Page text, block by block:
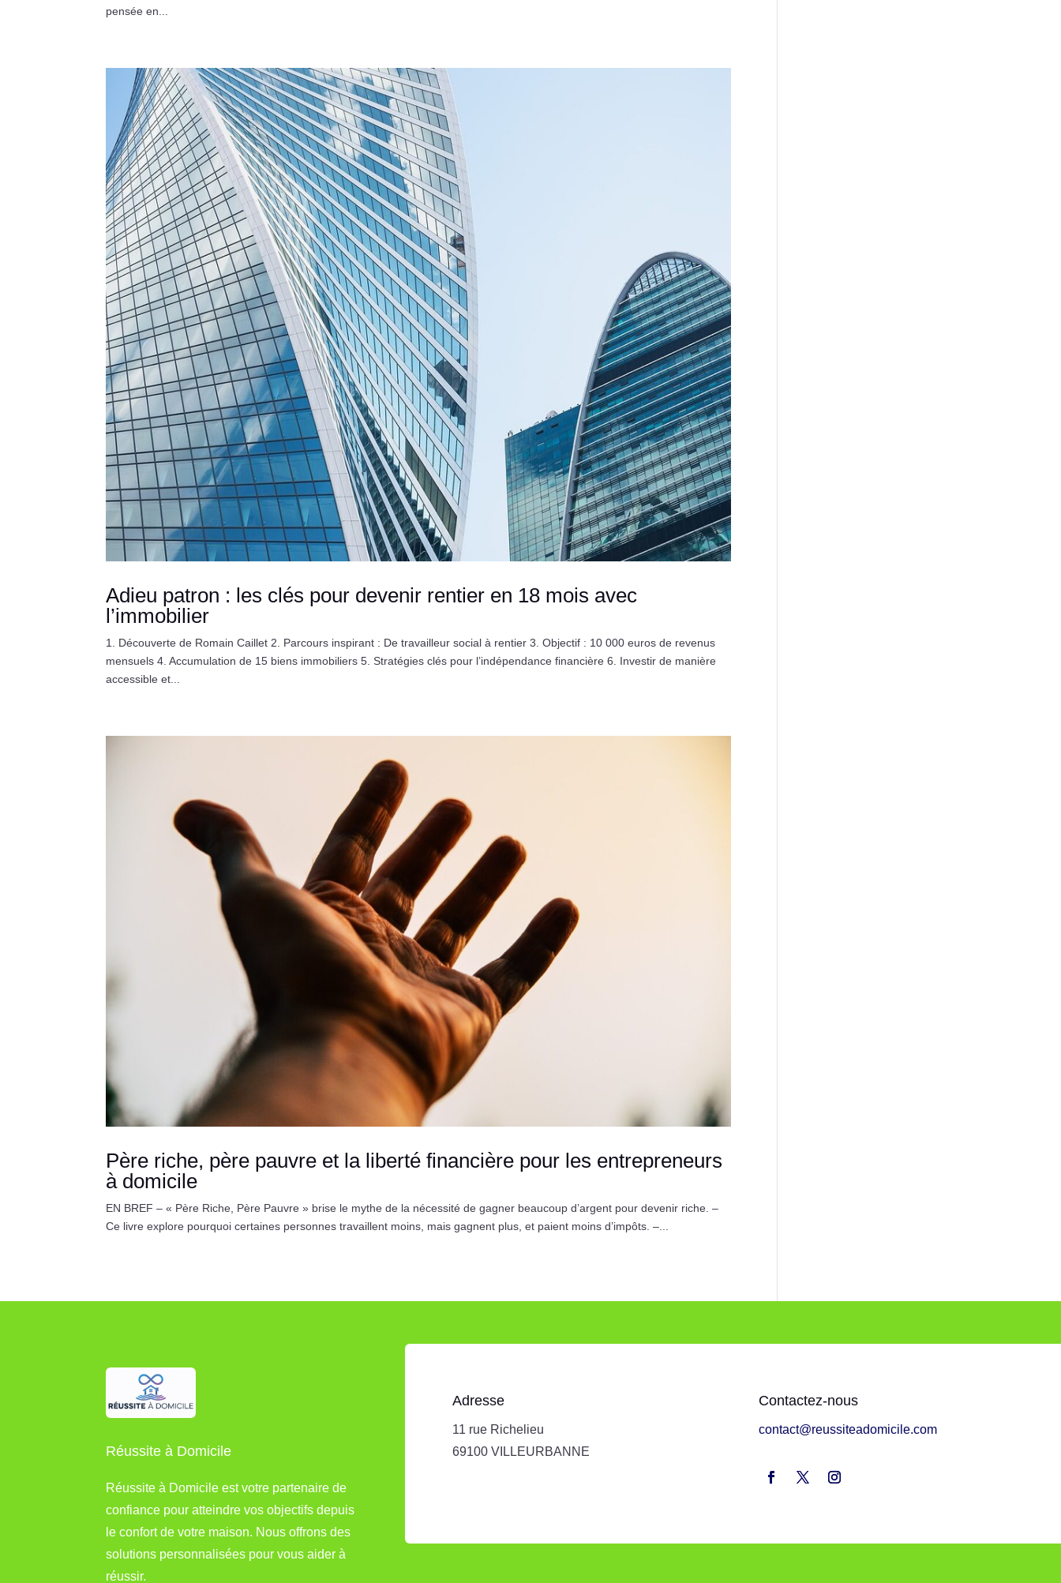
pensée en...
Adieu patron : les clés pour devenir rentier en 18 mois avec
l’immobilier
1. Découverte de Romain Caillet 2. Parcours inspirant : De travailleur social à rentier 3. Objectif : 10 000 euros de revenus
mensuels 4. Accumulation de 15 biens immobiliers 5. Stratégies clés pour l’indépendance financière 6. Investir de manière
accessible et...
Père riche, père pauvre et la liberté financière pour les entrepreneurs
à domicile
EN BREF – « Père Riche, Père Pauvre » brise le mythe de la nécessité de gagner beaucoup d’argent pour devenir riche. –
Ce livre explore pourquoi certaines personnes travaillent moins, mais gagnent plus, et paient moins d’impôts. –...
Réussite à Domicile
Réussite à Domicile est votre partenaire de
confiance pour atteindre vos objectifs depuis
le confort de votre maison. Nous offrons des
solutions personnalisées pour vous aider à
réussir.
Adresse
11 rue Richelieu
69100 VILLEURBANNE
Contactez-nous
contact@reussiteadomicile.com